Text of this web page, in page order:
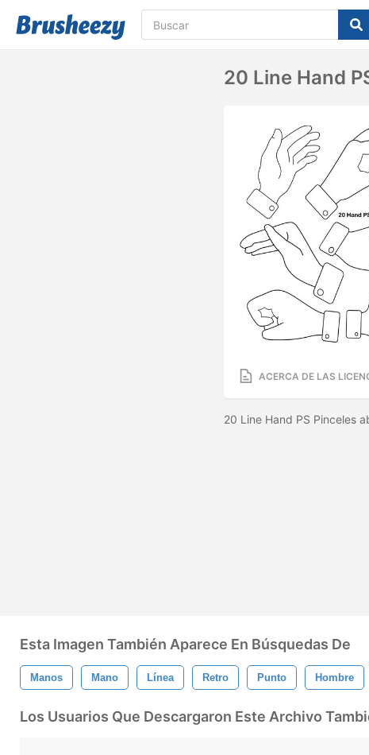
20 Line Hand
ACERCA DE LAS
20 Line Hand PS Pinceles
Esta Imagen También Aparece En Búsquedas De
Manos Mano Línea Retro Punto Hombre
Los Usuarios Que Descargaron Este Archivo